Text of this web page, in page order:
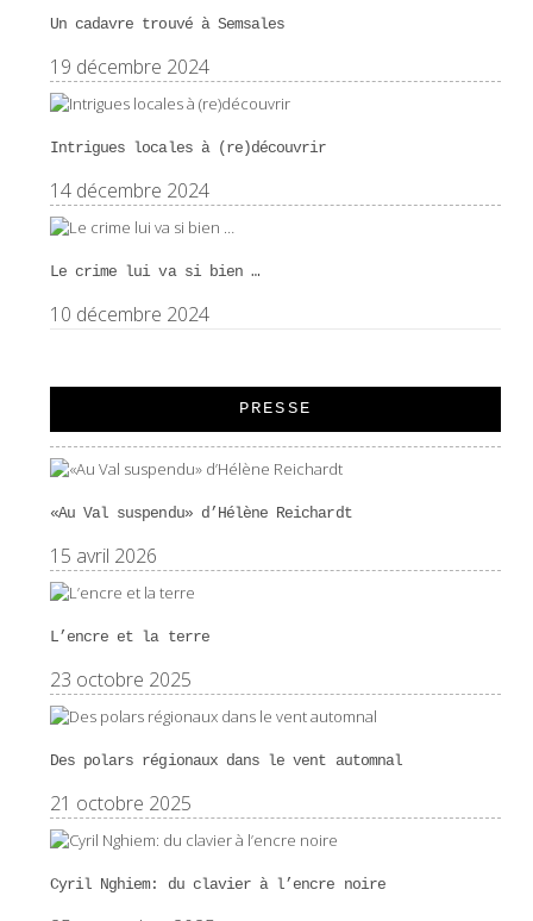
Un cadavre trouvé à Semsales
19 décembre 2024
Intrigues locales à (re)découvrir
14 décembre 2024
Le crime lui va si bien …
10 décembre 2024
PRESSE
«Au Val suspendu» d’Hélène Reichardt
15 avril 2026
L’encre et la terre
23 octobre 2025
Des polars régionaux dans le vent automnal
21 octobre 2025
Cyril Nghiem: du clavier à l’encre noire